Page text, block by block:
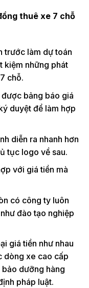
thuê xe 7 chỗ
trước làm dự toán
kiệm những phát
chỗ.
bảng báo giá
duyệt để làm hợp
diễn ra nhanh hơn
tục logo về sau.
với giá tiền mà
có công ty luôn
đào tạo nghiệp
giá tiền như nhau
dòng xe cao cấp
dưỡng hàng
pháp luật.